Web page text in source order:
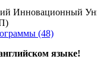
(48)
языке!